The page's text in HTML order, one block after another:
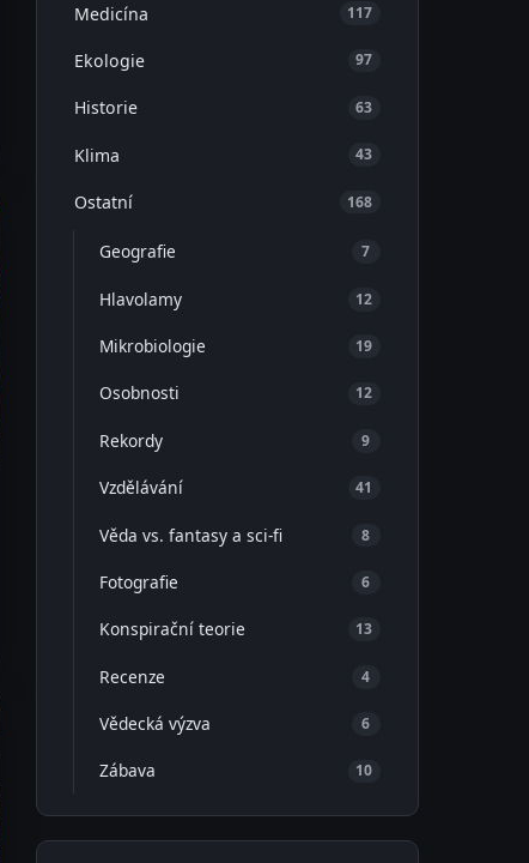
Medicína 117
Ekologie 97
Historie 63
Klima 43
Ostatní 168
Geografie 7
Hlavolamy 12
Mikrobiologie 19
Osobnosti 12
Rekordy 9
Vzdělávání 41
Věda vs. fantasy a sci-fi 8
Fotografie 6
Konspirační teorie 13
Recenze 4
Vědecká výzva 6
Zábava 10